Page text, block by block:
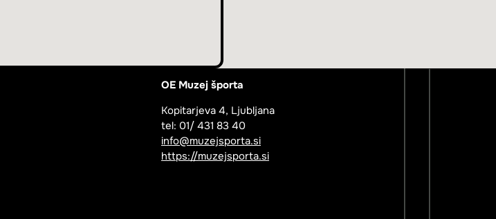
OE Muzej športa
Kopitarjeva 4, Ljubljana
tel: 01/ 431 83 40
info@muzejsporta.si
https://muzejsporta.si